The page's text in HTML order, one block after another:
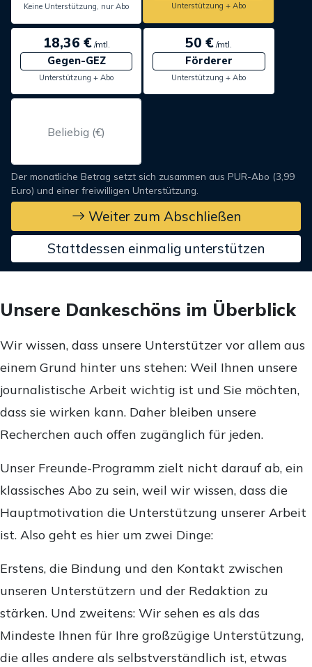
Keine Unterstützung, nur Abo Unterstützung + Abo
18,36 €/mtl.
Gegen-GEZ
Unterstützung + Abo
50 € /mtl.
Förderer
Unterstützung + Abo
Der monatliche Betrag setzt sich zusammen aus PUR-Abo (3,99
Euro) und einer freiwilligen Unterstützung.
Weiter zum Abschließen
Stattdessen einmalig unterstützen
Unsere Dankeschöns im Überblick
Wir wissen, dass unsere Unterstützer vor allem aus
einem Grund hinter uns stehen: Weil Ihnen unsere
journalistische Arbeit wichtig ist und Sie möchten,
dass sie wirken kann. Daher bleiben unsere
Recherchen auch offen zugänglich für jeden.
Unser Freunde-Programm zielt nicht darauf ab, ein
klassisches Abo zu sein, weil wir wissen, dass die
Hauptmotivation die Unterstützung unserer Arbeit
ist. Also geht es hier um zwei Dinge:
Erstens, die Bindung und den Kontakt zwischen
unseren Unterstützern und der Redaktion zu
stärken. Und zweitens: Wir sehen es als das
Mindeste Ihnen für Ihre großzügige Unterstützung,
die alles andere als selbstverständlich ist, etwas